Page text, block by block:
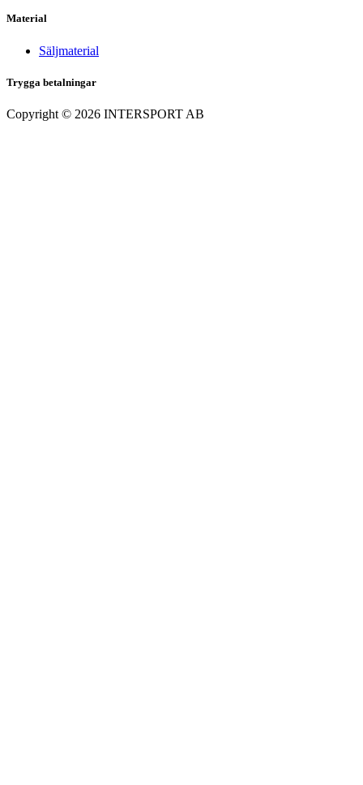
Material
Säljmaterial
Trygga betalningar
Copyright © 2026 INTERSPORT AB